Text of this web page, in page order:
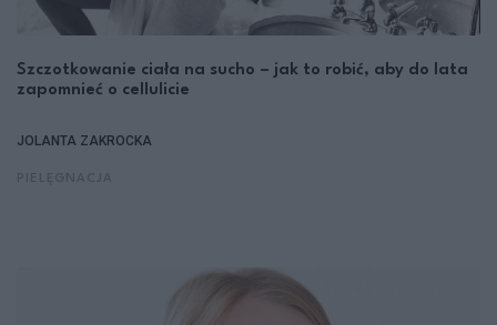
Szczotkowanie ciała na sucho – jak to robić, aby do lata
zapomnieć o cellulicie
JOLANTA ZAKROCKA